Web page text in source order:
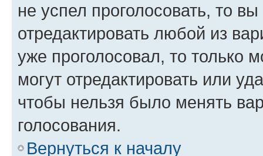
не успел проголосовать, то
отредактировать любой из
уже проголосовал, то только
могут отредактировать или
чтобы нельзя было менять
голосования.
Вернуться к началу